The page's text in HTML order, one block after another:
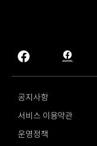
facebook
hmg
journal
공지사항
서비스 이용약관
운영정책